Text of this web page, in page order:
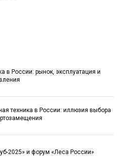
в России: рынок, эксплуатация и
техника в России: иллюзия выбора
2025» и форум «Леса России»